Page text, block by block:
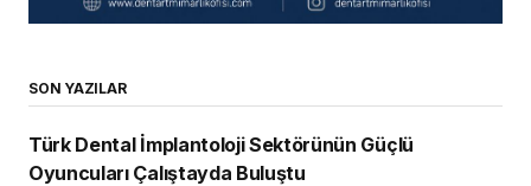
SON YAZILAR
Türk Dental İmplantoloji Sektörünün Güçlü
Oyuncuları Çalıştayda Buluştu